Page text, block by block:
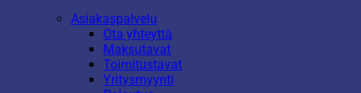
Asiakaspalvelu
Ota yhteyttä
Maksutavat
Toimitustavat
Yritysmyynti